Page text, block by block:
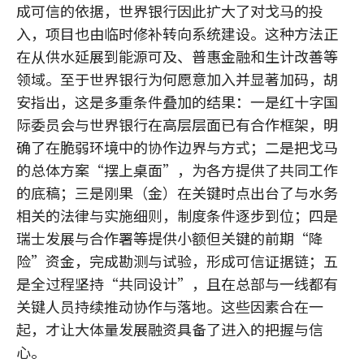
成可信的依据，世界银行因此扩大了对戈马的投
入，项目也由临时修补转向系统建设。这种方法正
在从供水延展到能源可及、普惠金融和生计改善等
领域。至于世界银行为何愿意加入并显著加码，胡
安指出，这是多重条件叠加的结果：一是红十字国
际委员会与世界银行在高层层面已有合作框架，明
确了在脆弱环境中的协作边界与方式；二是把戈马
的总体方案“摆上桌面”，为各方提供了共同工作
的底稿；三是刚果（金）在关键时点出台了与水务
相关的法律与实施细则，制度条件逐步到位；四是
瑞士发展与合作署等提供小额但关键的前期“降
险”资金，完成勘测与试验，形成可信证据链；五
是全过程坚持“共同设计”，且在总部与一线都有
关键人员持续推动协作与落地。这些因素合在一
起，才让大体量发展融资具备了进入的把握与信
心。